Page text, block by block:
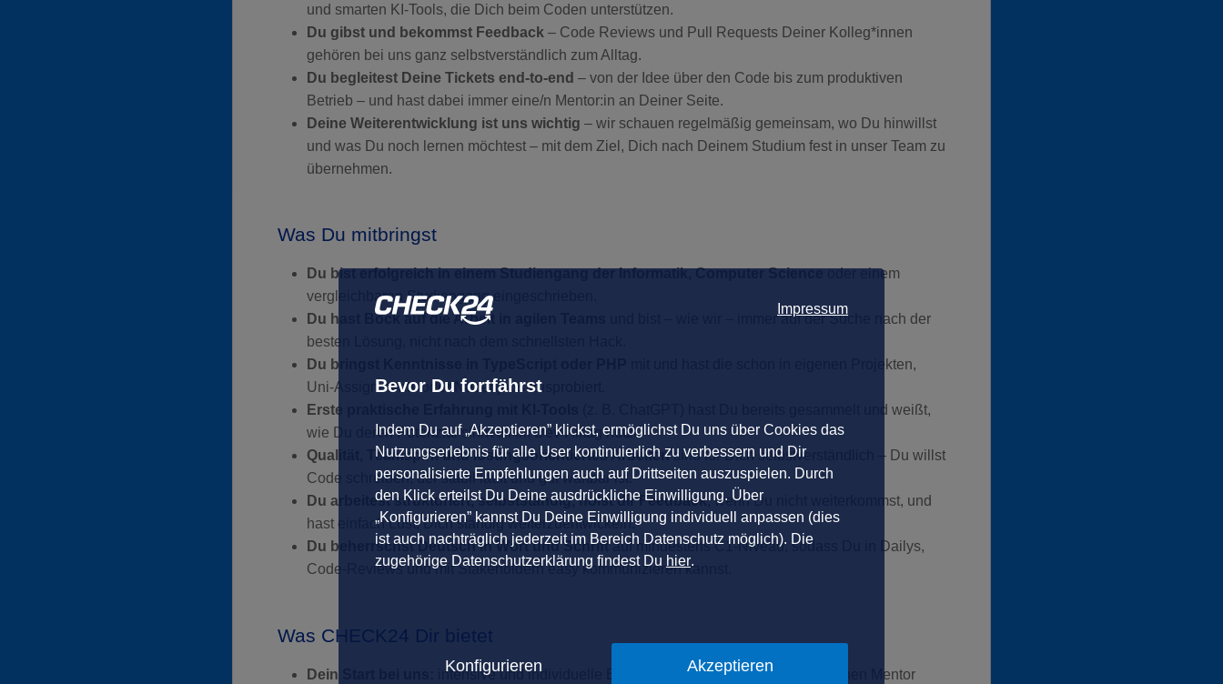
und smarten KI-Tools, die Dich beim Coden unterstützen.
Du gibst und bekommst Feedback – Code Reviews und Pull Requests Deiner Kolleg*innen
gehören bei uns ganz selbstverständlich zum Alltag.
Du begleitest Deine Tickets end-to-end – von der Idee über den Code bis zum produktiven
Betrieb – und hast dabei immer eine/n Mentor:in an Deiner Seite.
Deine Weiterentwicklung ist uns wichtig – wir schauen regelmäßig gemeinsam, wo Du hinwillst
und was Du noch lernen möchtest – mit dem Ziel, Dich nach Deinem Studium fest in unser Team zu
übernehmen.
Was Du mitbringst
Du bist erfolgreich in einem Studiengang der Informatik, Computer Science
oder einem
vergleichbaren Studiengang eingeschrieben.
Du hast Bock auf die Arbeit in agilen Teams
und bist – wie wir – immer auf der Suche nach der
besten Lösung, nicht nach dem schnellsten Hack.
Du bringst Kenntnisse in TypeScript oder PHP
mit und hast die schon in eigenen Projekten,
Uni-Assignments oder Nebenjobs ausprobiert.
Erste praktische Erfahrung mit KI-Tools
(z. B. ChatGPT) hast Du bereits gesammelt und weißt,
wie Du deren Potenzial sinnvoll im Dev-Alltag nutzt.
Qualität, Teamspirit und lösungsorientiertes Arbeitensind für Dich selbstverständlich – Du willst
Code schreiben, der stabil läuft und gut wartbar ist.
Du arbeitest strukturiert, selbstständig, holst dir Feedback, wenn Du nicht weiterkommst, und
hast einfach Lust, Dich ständig weiterzuentwickeln.
Du beherrschst Deutsch in Wort und Schriftauf mindestens C1-Niveau, sodass Du in Dailys,
Code-Reviews und mit Stakeholdern easy kommunizieren kannst.
Was CHECK24 Dir bietet
Dein Start bei uns:
intensive und individuelle Einarbeitung durch Deinen persönlichen Mentor
Impressum
Bevor Du fortfährst
Indem Du auf „Akzeptieren” klickst, ermöglichst Du uns über Cookies das
Nutzungserlebnis für alle User kontinuierlich zu verbessern und Dir
personalisierte Empfehlungen auch auf Drittseiten auszuspielen. Durch
den Klick erteilst Du Deine ausdrückliche Einwilligung. Über
„Konfigurieren” kannst Du Deine Einwilligung individuell anpassen (dies
ist auch nachträglich jederzeit im Bereich Datenschutz möglich). Die
zugehörige Datenschutzerklärung findest Du hier.
Konfigurieren Akzeptieren